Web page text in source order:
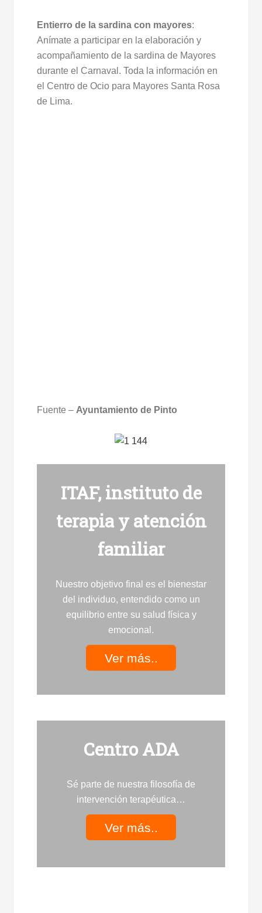
Entierro de la sardina con mayores:
Anímate a participar en la elaboración y
acompañamiento de la sardina de Mayores
durante el Carnaval. Toda la información en
el Centro de Ocio para Mayores Santa Rosa
de Lima.
Fuente – Ayuntamiento de Pinto
ITAF, instituto de
terapia y atención
familiar
Nuestro objetivo final es el bienestar
del individuo, entendido como un
equilibrio entre su salud física y
emocional.
Ver más..
Centro ADA
Sé parte de nuestra filosofía de
intervención terapéutica…
Ver más..